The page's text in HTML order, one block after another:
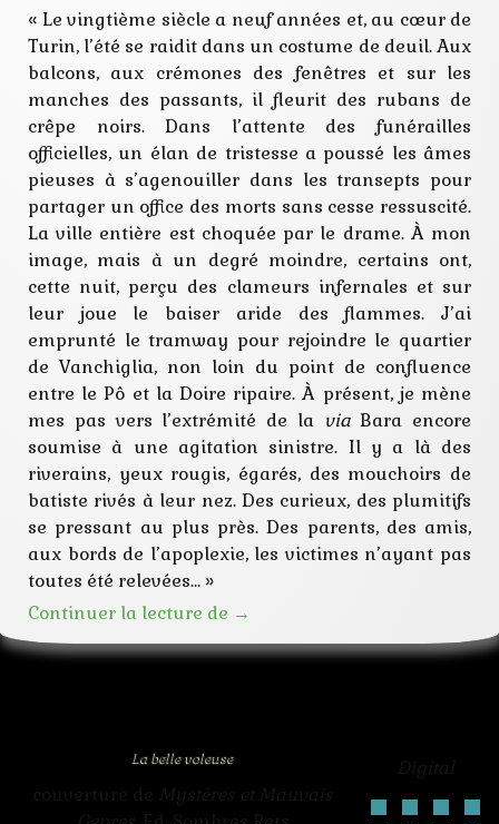
« Le vingtième siècle a neuf années et, au cœur de
Turin, l’été se raidit dans un costume de deuil. Aux
balcons, aux crémones des fenêtres et sur les
manches des passants, il fleurit des rubans de
crêpe noirs. Dans l’attente des funérailles
officielles, un élan de tristesse a poussé les âmes
pieuses à s’agenouiller dans les transepts pour
partager un office des morts sans cesse ressuscité.
La ville entière est choquée par le drame. À mon
image, mais à un degré moindre, certains ont,
cette nuit, perçu des clameurs infernales et sur
leur joue le baiser aride des flammes. J’ai
emprunté le tramway pour rejoindre le quartier
de Vanchiglia, non loin du point de confluence
entre le Pô et la Doire ripaire. À présent, je mène
mes pas vers l’extrémité de la viaBara encore
soumise à une agitation sinistre. Il y a là des
riverains, yeux rougis, égarés, des mouchoirs de
batiste rivés à leur nez. Des curieux, des plumitifs
se pressant au plus près. Des parents, des amis,
aux bords de l’apoplexie, les victimes n’ayant pas
toutes été relevées… »
Continuer la lecture de Les larmes de Lucrèce
→
La belle voleuse